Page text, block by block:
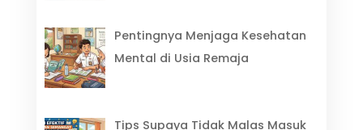
Pentingnya Menjaga Kesehatan
Mental di Usia Remaja
Tips Supaya Tidak Malas Masuk